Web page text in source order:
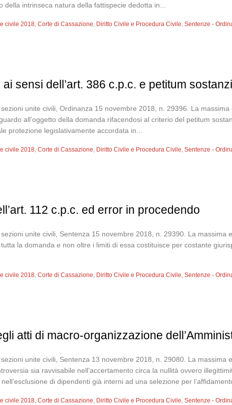
della intrinseca natura della fattispecie dedotta in...
civile 2018,Corte di Cassazione, Diritto Civile e Procedura Civile,Sentenze -
sensi dell’art. 386 c.p.c. e petitum
unite civili, Ordinanza 15 novembre 2018, n. 29396. La
all’oggetto della domanda rifacendosi al criterio del petitum
protezione legislativamente accordata in...
civile 2018,Corte di Cassazione, Diritto Civile e Procedura Civile,Sentenze -
112 c.p.c. ed error in procedendo
unite civili, Sentenza 15 novembre 2018, n. 29390. La massima
la domanda e non oltre i limiti di essa costituisce per costante
civile 2018,Corte di Cassazione, Diritto Civile e Procedura Civile,Sentenze -
atti di macro-organizzazione
unite civili, Sentenza 13 novembre 2018, n. 29080. La
sia ravvisabile nell’accertamento circa la nullità ovvero
di dipendenti già interni ad una selezione per
civile 2018,Corte di Cassazione, Diritto Civile e Procedura Civile,Sentenze -